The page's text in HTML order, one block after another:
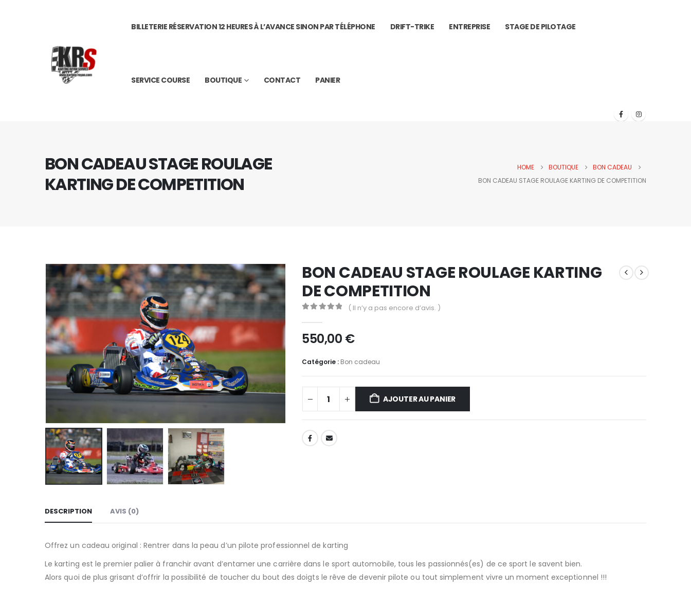
BILLETERIE RÉSERVATION 12 HEURES À L’AVANCE SINON PAR TÉLÉPHONE DRIFT-TRIKE ENTREPRISE STAGE DE PILOTAGE
SERVICE COURSE BOUTIQUE CONTACT PANIER
BON CADEAU STAGE ROULAGE
KARTING DE COMPETITION
HOME BOUTIQUE
BON CADEAU
BON CADEAU STAGE ROULAGE KARTING DE COMPETITION
BON CADEAU STAGE ROULAGE KARTING
DE COMPETITION
( Il n’y a pas encore d’avis. )
550,00 €
Catégorie : Bon cadeau
AJOUTER AU PANIER
DESCRIPTION AVIS (0)
Offrez un cadeau original : Rentrer dans la peau d’un pilote professionnel de karting
Le karting est le premier palier à franchir avant d’entamer une carrière dans le sport automobile, tous les passionnés(es) de ce sport le savent bien.
Alors quoi de plus grisant d’offrir la possibilité de toucher du bout des doigts le rêve de devenir pilote ou tout simplement vivre un moment exceptionnel !!!